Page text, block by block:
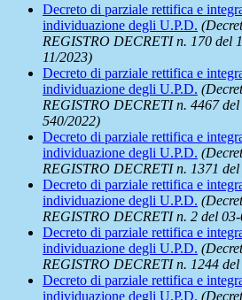
Decreto di parziale rettifica e
individuazione degli U.P.D.
REGISTRO DECRETI n. 170 del
11/2023)
Decreto di parziale rettifica e
individuazione degli U.P.D.
REGISTRO DECRETI n. 4467
540/2022)
Decreto di parziale rettifica e
individuazione degli U.P.D.
REGISTRO DECRETI n. 1371
Decreto di parziale rettifica e
individuazione degli U.P.D.
REGISTRO DECRETI n. 2 del
Decreto di parziale rettifica e
individuazione degli U.P.D.
REGISTRO DECRETI n. 1244
Decreto di parziale rettifica e
individuazione degli U.P.D.